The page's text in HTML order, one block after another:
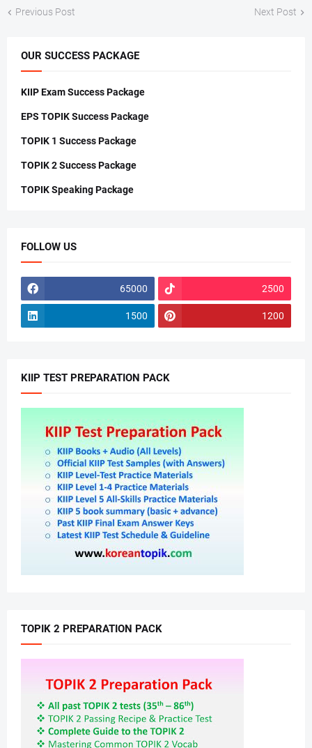
Previous Post Next Post
OUR SUCCESS PACKAGE
KIIP Exam Success Package
EPS TOPIK Success Package
TOPIK 1 Success Package
TOPIK 2 Success Package
TOPIK Speaking Package
FOLLOW US
65000 2500
1500 1200
KIIP TEST PREPARATION PACK
TOPIK 2 PREPARATION PACK